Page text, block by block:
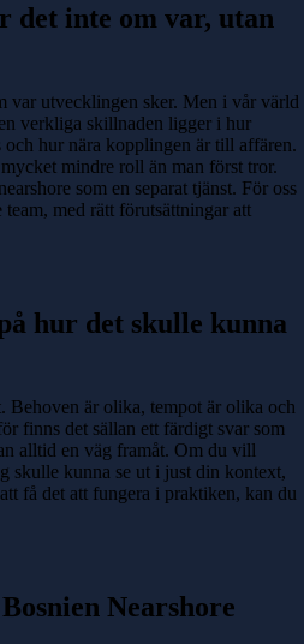
det inte om var, utan
var utvecklingen sker. Men i vår värld
verkliga skillnaden ligger i hur
och hur nära kopplingen är till affären.
mindre roll än man först tror.
som en separat tjänst. För oss
team, med rätt förutsättningar att
hur det skulle kunna
Behoven är olika, tempot är olika och
finns det sällan ett färdigt svar som
alltid en väg framåt. Om du vill
skulle kunna se ut i just din kontext,
få det att fungera i praktiken, kan du
Nearshore